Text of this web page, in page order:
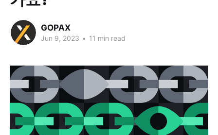
GOPAX
Jun 9, 2023 • 11 min read